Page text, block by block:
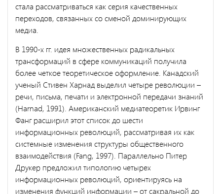
стала рассматриваться как серия качественных
переходов, связанных со сменой доминирующих
медиа.
В 1990-х гг. идея множественных радикальных
трансформаций в сфере коммуникаций получила
более четкое теоретическое оформление. Канадский
ученый Стивен Харнад выделил четыре революции –
речи, письма, печати и электронной передачи знаний
(Harnad, 1991). Американский медиатеоретик Ирвинг
Фанг расширил этот список до шести
информационных революций, рассматривая их как
системные изменения структуры общественного
взаимодействия (Fang, 1997). Параллельно Питер
Друкер предложил типологию четырех
информационных революций, ориентируясь на
изменения функций информации – от сакральной до